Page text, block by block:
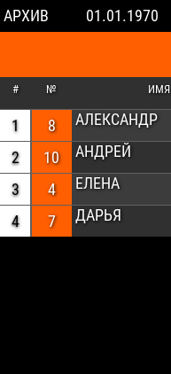
АРХИВ 01.01.1970
# № ИМЯ
1 8 АЛЕКСАНДР
2
10 АНДРЕЙ
3
4 ЕЛЕНА
4
7 ДАРЬЯ